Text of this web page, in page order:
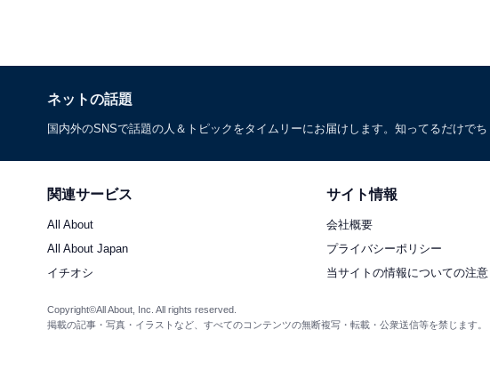
ネットの話題
国内外のSNSで話題の人＆トピックをタイムリーにお届けします。知ってるだけで
関連サービス
All About
All About Japan
イチオシ
サイト情報
会社概要
プライバシーポリシー
当サイトの情報についての注意
Copyright©All About, Inc. All rights reserved.
掲載の記事・写真・イラストなど、すべてのコンテンツの無断複写・転載・公衆送信等を禁じます。